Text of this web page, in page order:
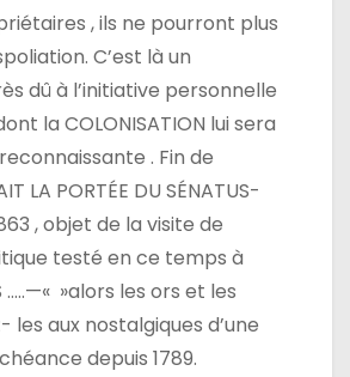
, ils ne pourront plus
C’est là un
dû à l’initiative personnelle
la COLONISATION lui sera
. Fin de
LA PORTÉE DU SÉNATUS-
, objet de la visite de
testé en ce temps à
…..—« »alors les ors et les
les aux nostalgiques d’une
depuis 1789.